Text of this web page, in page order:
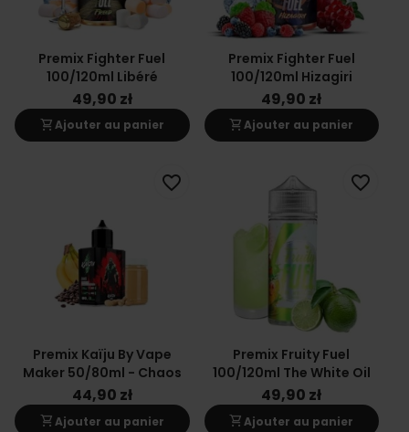
Premix Fighter Fuel
100/120ml Libéré
49,90 zł
shopping_cartAjouter au panier
Premix Fighter Fuel
100/120ml Hizagiri
49,90 zł
shopping_cartAjouter au panier
Premix Kaïju By Vape
Maker 50/80ml - Chaos
44,90 zł
shopping_cartAjouter au panier
favorite_border
Premix Fruity Fuel
100/120ml The White Oil
49,90 zł
shopping_cartAjouter au panier
favorite_border